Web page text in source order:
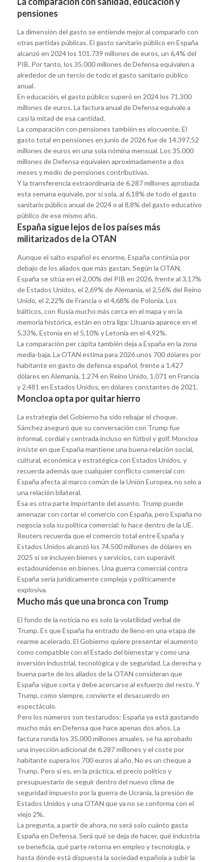
pensiones
La dimensión del gasto se entiende mejor al compararlo con
otras partidas públicas. El gasto sanitario público en España
alcanzó en 2024 los 101.739 millones de euros, un 6,4% del
PIB. Por tanto, los 35.000 millones de Defensa equivalen a
alrededor de un tercio de todo el gasto sanitario público
anual.
En educación, el gasto público superó en 2024 los 71.300
millones de euros. La factura anual de Defensa equivale a
casi la mitad de esa cantidad.
La comparación con pensiones también es elocuente. El
gasto total en pensiones en junio de 2026 fue de 14.397,52
millones de euros en una sola nómina mensual. Los 35.000
millones de Defensa equivalen aproximadamente a dos
meses y medio de pensiones contributivas.
Y la transferencia extraordinaria de 6.287 millones aprobada
esta semana equivale, por sí sola, al 6,18% de todo el gasto
sanitario público anual de 2024 o al 8,8% del gasto educativo
público de ese mismo año.
España sigue lejos de los países más
militarizados de la OTAN
Aunque el salto español es enorme, España continúa por
debajo de los aliados que más gastan. Según la OTAN,
España se sitúa en el 2,00% del PIB en 2026, frente al 3,17%
de Estados Unidos, el 2,69% de Alemania, el 2,56% del Reino
Unido, el 2,22% de Francia o el 4,68% de Polonia. Los
bálticos, con Rusia mucho más cerca en el mapa y en la
memoria histórica, están en otra liga: Lituania aparece en el
5,33%, Estonia en el 5,10% y Letonia en el 4,92%.
La comparación per cápita también deja a España en la zona
media-baja. La OTAN estima para 2026 unos 700 dólares por
habitante en gasto de defensa español, frente a 1.427
dólares en Alemania, 1.274 en Reino Unido, 1.071 en Francia
y 2.481 en Estados Unidos, en dólares constantes de 2021.
Moncloa opta por quitar hierro
La estrategia del Gobierno ha sido rebajar el choque.
Sánchez aseguró que su conversación con Trump fue
informal, cordial y centrada incluso en fútbol y golf. Moncloa
insiste en que España mantiene una buena relación social,
cultural, económica y estratégica con Estados Unidos, y
recuerda además que cualquier conflicto comercial con
España afecta al marco común de la Unión Europea, no solo a
una relación bilateral.
Esa es otra parte importante del asunto. Trump puede
amenazar con cortar el comercio con España, pero España no
negocia sola su política comercial: lo hace dentro de la UE.
Reuters recuerda que el comercio total entre España y
Estados Unidos alcanzó los 74.500 millones de dólares en
2025 si se incluyen bienes y servicios, con superávit
estadounidense en bienes. Una guerra comercial contra
España sería jurídicamente compleja y políticamente
explosiva.
Mucho más que una bronca con Trump
El fondo de la noticia no es solo la volatilidad verbal de
Trump. Es que España ha entrado de lleno en una etapa de
rearme acelerado. El Gobierno quiere presentar el aumento
como compatible con el Estado del bienestar y como una
inversión industrial, tecnológica y de seguridad. La derecha y
buena parte de los aliados de la OTAN consideran que
España sigue corta y debe acercarse al esfuerzo del resto. Y
Trump, como siempre, convierte el desacuerdo en
espectáculo.
Pero los números son testarudos: España ya está gastando
mucho más en Defensa que hace apenas dos años. La
factura ronda los 35.000 millones anuales, se ha aprobado
una inyección adicional de 6.287 millones y el coste por
habitante supera los 700 euros al año. No es un cheque a
Trump. Pero sí es, en la práctica, el precio político y
presupuestario de seguir dentro del nuevo clima de
seguridad impuesto por la guerra de Ucrania, la presión de
Estados Unidos y una OTAN que ya no se conforma con el
viejo 2%.
La pregunta, a partir de ahora, no será solo cuánto gasta
España en Defensa. Será qué se deja de hacer, qué industria
se beneficia, qué parte retorna en empleo y tecnología, y
hasta dónde está dispuesta la sociedad española a subir la